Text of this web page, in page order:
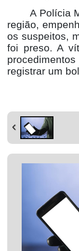
A Polícia
região,
os suspeitos,
foi preso. A
registrar um